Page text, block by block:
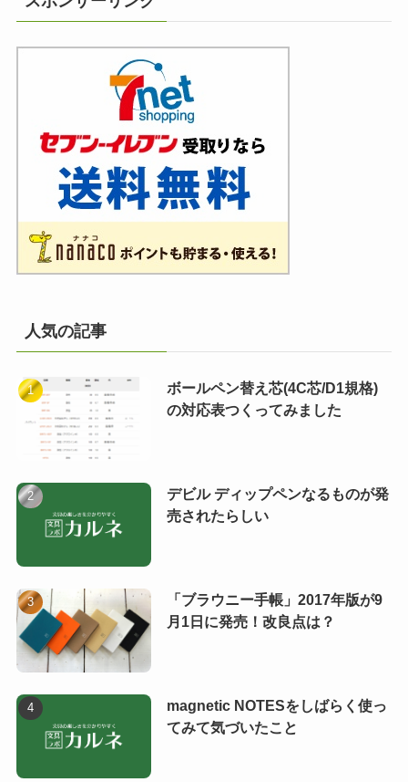
人気の記事
ボールペン替え芯(4C芯/D1規格)
の対応表つくってみました
デビル ディップペンなるものが発
売されたらしい
「ブラウニー手帳」2017年版が9
月1日に発売！改良点は？
magnetic NOTESをしばらく使っ
てみて気づいたこと